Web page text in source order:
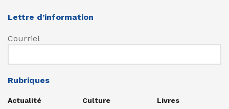
Lettre d’information
Courriel
Rubriques
Actualité
Culture
Livres